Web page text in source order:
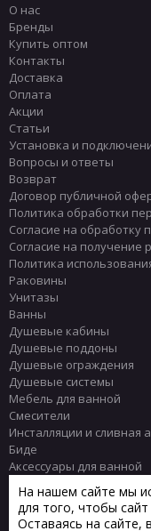
О нас
Бренды
Купить оптом
Контакты
Доставка
Оплата
Акции
Статьи
Установка и
Вопросы и ответы
Возврат
Договор публичной
Политика обработки
Согласие на обработку
Согласие на
Политика
Раковины
Унитазы
Ванны
Душевые кабины
Душевые поддоны
Душевые ограждения
Душевые системы
Мебель для ванной
Смесители
Инсталляции и сливная
Биде
Аксессуары для ванной
Полотенцесушители
Комплектующие
На нашем сайте мы
для того, чтобы
Оставаясь на сайте,